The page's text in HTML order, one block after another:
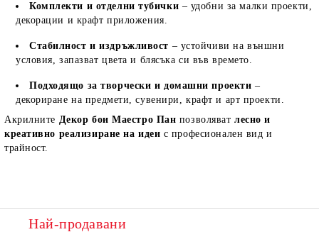
Комплекти и отделни тубички – удобни за малки проекти,
декорации и крафт приложения.
Стабилност и издръжливост – устойчиви на външни
условия, запазват цвета и блясъка си във времето.
Подходящо за творчески и домашни проекти –
декориране на предмети, сувенири, крафт и арт проекти.
Акрилните Декор бои Маестро Пан позволяватлесно и
креативно реализиране на идеи с професионален вид и
трайност.
Най-продавани